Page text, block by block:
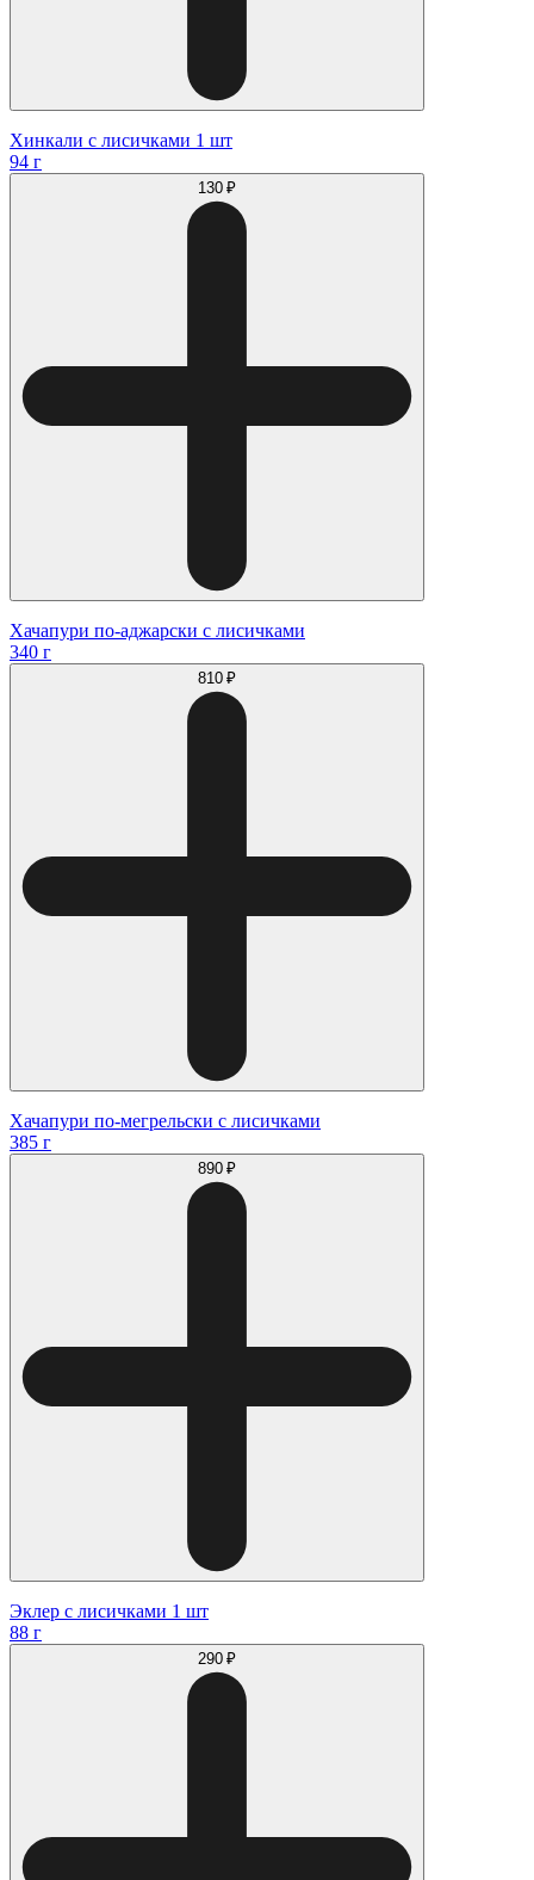
Хинкали с лисичками 1 шт
94 г
130 ₽
Хачапури по-аджарски с лисичками
340 г
810 ₽
Хачапури по-мегрельски с лисичками
385 г
890 ₽
Эклер с лисичками 1 шт
88 г
290 ₽